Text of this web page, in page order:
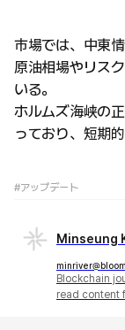
市場では、中東
原油相場やリス
いる。
ホルムズ海峡の
っており、短期
#アップデート
Minseung
Blockchain
read content